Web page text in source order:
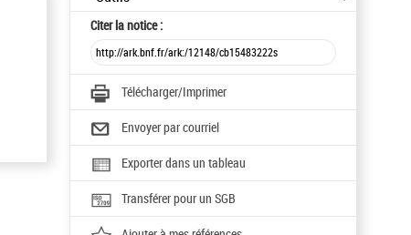
Citerla notice :
Télécharger/Imprimer
Envoyer par courriel
Exporter dans un tableau
Transférer pour un SGB